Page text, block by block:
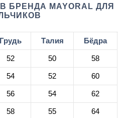
MAYORAL ДЛЯ
Грудь Талия Бёдра
52 50 58
54 52 60
56 54 62
58 55 64